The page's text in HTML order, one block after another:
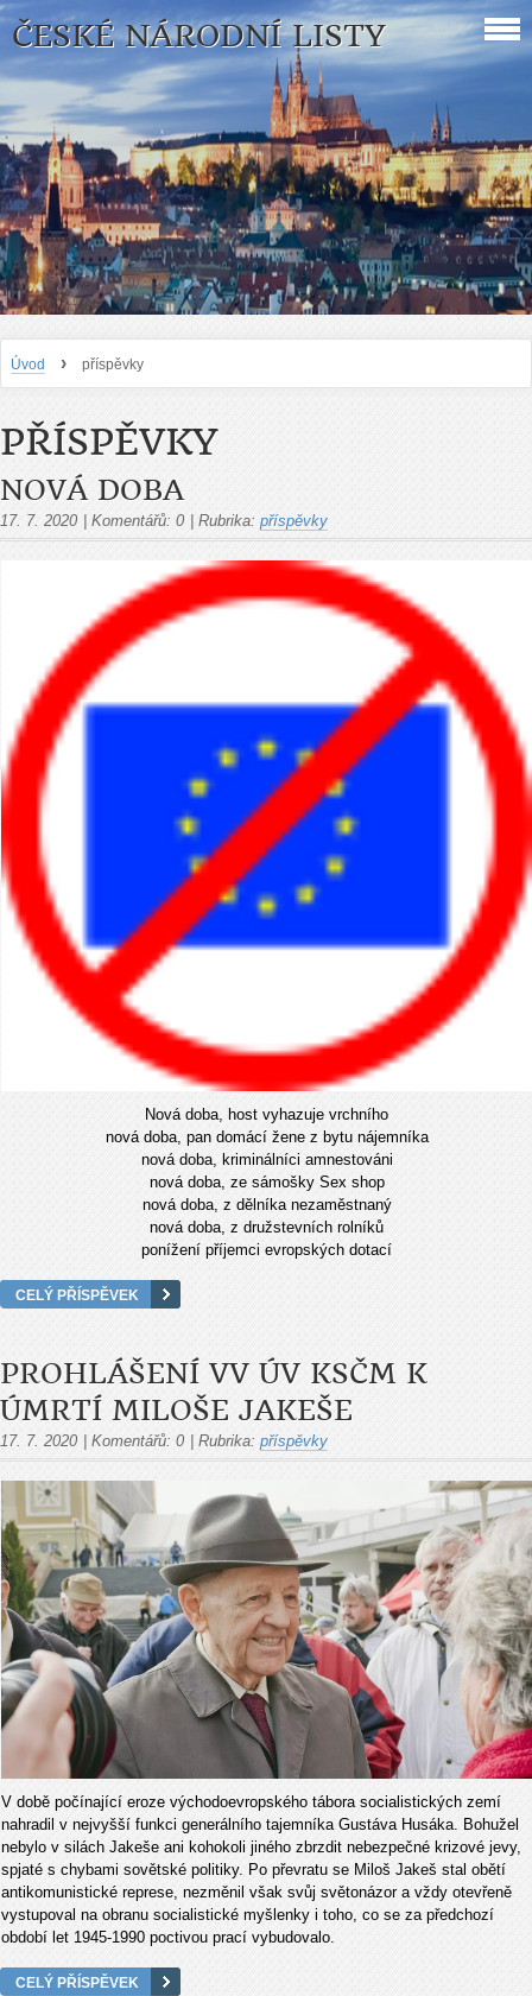
ČESKÉ NÁRODNÍ LISTY
Úvod › příspěvky
PŘÍSPĚVKY
NOVÁ DOBA
17. 7. 2020 Komentářů: 0 Rubrika: příspěvky
Nová doba, host vyhazuje vrchního
nová doba, pan domácí žene z bytu nájemníka
nová doba, kriminálníci amnestováni
nová doba, ze sámošky Sex shop
nová doba, z dělníka nezaměstnaný
nová doba, z družstevních rolníků
ponížení příjemci evropských dotací
CELÝ PŘÍSPĚVEK
PROHLÁŠENÍ VV ÚV KSČM K
ÚMRTÍ MILOŠE JAKEŠE
17. 7. 2020 Komentářů: 0 Rubrika: příspěvky
V době počínající eroze východoevropského tábora socialistických zemí
nahradil v nejvyšší funkci generálního tajemníka Gustáva Husáka. Bohužel
nebylo v silách Jakeše ani kohokoli jiného zbrzdit nebezpečné krizové jevy,
spjaté s chybami sovětské politiky. Po převratu se Miloš Jakeš stal obětí
antikomunistické represe, nezměnil však svůj světonázor a vždy otevřeně
vystupoval na obranu socialistické myšlenky i toho, co se za předchozí
období let 1945-1990 poctivou prací vybudovalo.
CELÝ PŘÍSPĚVEK